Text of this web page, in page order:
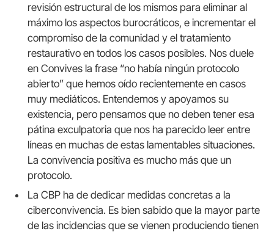
revisión estructural de los mismos para eliminar al
máximo los aspectos burocráticos, e incrementar el
compromiso de la comunidad y el tratamiento
restaurativo en todos los casos posibles. Nos duele
en Convives la frase “no había ningún protocolo
abierto” que hemos oído recientemente en casos
muy mediáticos. Entendemos y apoyamos su
existencia, pero pensamos que no deben tener esa
pátina exculpatoria que nos ha parecido leer entre
líneas en muchas de estas lamentables situaciones.
La convivencia positiva es mucho más que un
protocolo.
La CBP ha de dedicar medidas concretas a la
ciberconvivencia. Es bien sabido que la mayor parte
de las incidencias que se vienen produciendo tienen